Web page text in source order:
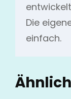
Die
einfach.